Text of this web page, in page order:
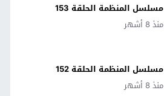
مسلسل المنظمة الحلقة 153
منذ 8 أشهر
مسلسل المنظمة الحلقة 152
منذ 8 أشهر